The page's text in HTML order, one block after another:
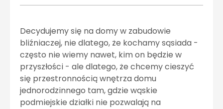
Decydujemy się na domy w zabudowie
bliźniaczej, nie dlatego, że kochamy sąsiada -
często nie wiemy nawet, kim on będzie w
przyszłości - ale dlatego, że chcemy cieszyć
się przestronnością wnętrza domu
jednorodzinnego tam, gdzie wąskie
podmiejskie działki nie pozwalają na